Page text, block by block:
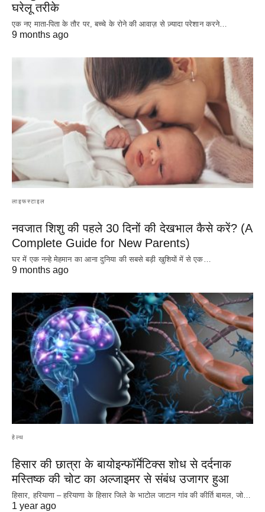
घरेलू तरीके
एक नए माता-पिता के तौर पर, बच्चे के रोने की आवाज़ से ज़्यादा परेशान करने…
9 months ago
लाइफस्टाइल
नवजात शिशु की पहले 30 दिनों की देखभाल कैसे करें? (A
Complete Guide for New Parents)
घर में एक नन्हे मेहमान का आना दुनिया की सबसे बड़ी खुशियों में से एक…
9 months ago
हेल्थ
हिसार की छात्रा के बायोइन्फॉर्मेटिक्स शोध से दर्दनाक
मस्तिष्क की चोट का अल्जाइमर से संबंध उजागर हुआ
हिसार, हरियाणा – हरियाणा के हिसार जिले के भाटोल जाटान गांव की कीर्ति बामल, जो…
1 year ago